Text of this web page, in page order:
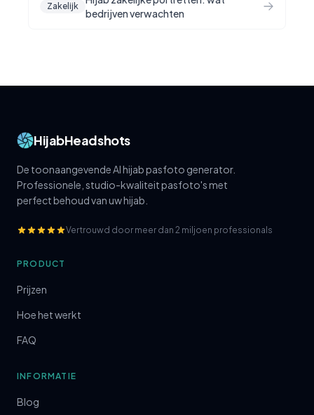
Zakelijk
bedrijven verwachten
HijabHeadshots
De toonaangevende AI hijab pasfoto generator.
Professionele, studio-kwaliteit pasfoto's met
perfect behoud van uw hijab.
Vertrouwd door meer dan 2 miljoen professionals
PRODUCT
Prijzen
Hoe het werkt
FAQ
INFORMATIE
Blog